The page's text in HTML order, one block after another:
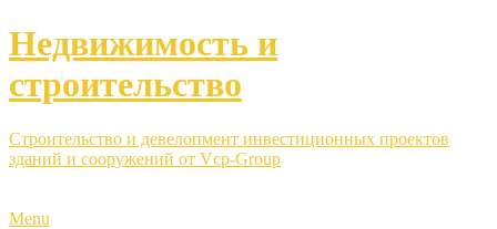
Недвижимость и
строительство
Строительство и девелопмент инвестиционных проектов
зданий и сооружений от Vcp-Group
Menu